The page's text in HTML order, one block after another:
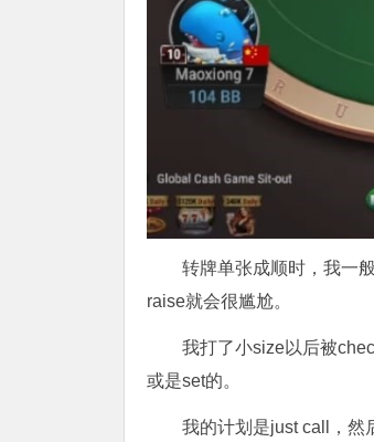
转牌单张成顺时，我一
raise就会很尴尬。
我打了小size以后被
或是set的。
我的计划是just call，然